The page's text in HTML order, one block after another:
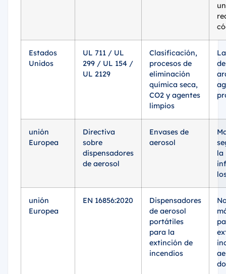
Estados
Unidos
UL 711 / UL
299 / UL 154 /
UL 2129
Clasificación,
procesos de
eliminación
química seca,
CO2 y agentes
limpios
unión
Europea
Directiva
sobre
dispensadores
de aerosol
Envases de
aerosol
la
unión
Europea
EN 16856:2020
Dispensadores
de aerosol
portátiles
para la
extinción de
incendios